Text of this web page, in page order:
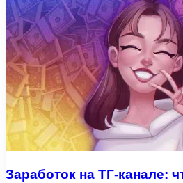
Заработок на ТГ-канале: